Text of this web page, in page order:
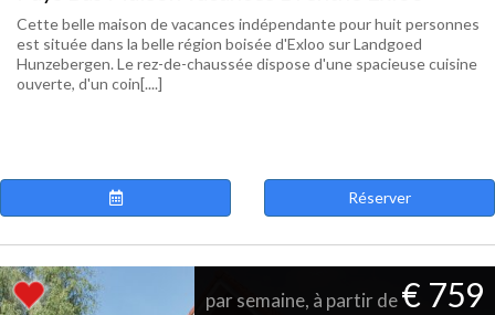
Cette belle maison de vacances indépendante pour huit personnes
est située dans la belle région boisée d'Exloo sur Landgoed
Hunzebergen. Le rez-de-chaussée dispose d'une spacieuse cuisine
ouverte, d'un coin[....]
Réserver
par semaine, à partir de€ 759